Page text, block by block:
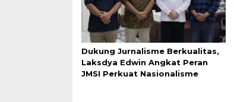
Dukung Jurnalisme Berkualitas,
Laksdya Edwin Angkat Peran
JMSI Perkuat Nasionalisme